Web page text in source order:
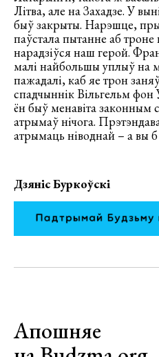
Літва, але на Захадзе. У
быў закрыты. Нарэшце,
паўстала пытанне аб
нарадзіўся наш герой.
малі найбольшы уплыў на
пажадалі, каб яе трон
спадчыннік Вільгельм
ён быў менавіта законным
атрымаў нічога.
атрымаць ніводнай – а вы б
Дзяніс Буркоўскі
Апошняе